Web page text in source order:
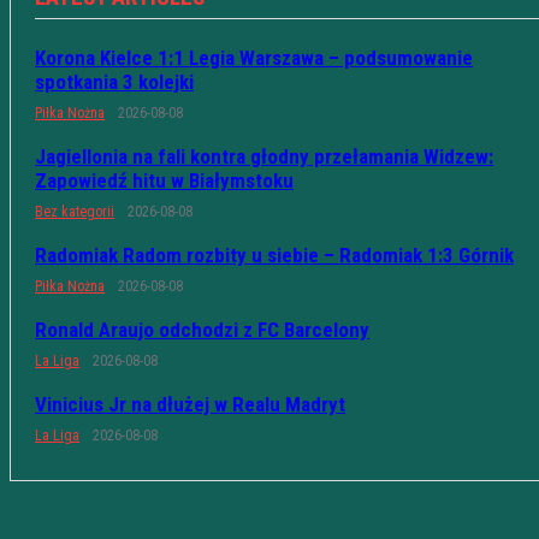
Korona Kielce 1:1 Legia Warszawa – podsumowanie
spotkania 3 kolejki
Piłka Nożna 2026-08-08
Jagiellonia na fali kontra głodny przełamania Widzew:
Zapowiedź hitu w Białymstoku
Bez kategorii 2026-08-08
Radomiak Radom rozbity u siebie – Radomiak 1:3 Górnik
Piłka Nożna 2026-08-08
Ronald Araujo odchodzi z FC Barcelony
La Liga 2026-08-08
Vinicius Jr na dłużej w Realu Madryt
La Liga 2026-08-08